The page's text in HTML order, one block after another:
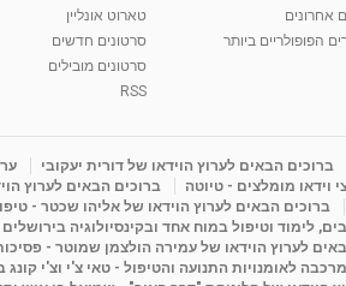
אחרונים
הפופולריים ביותר
טארוט אונליין
סרטונים חדשים
סרטונים מובילים
RSS
ברוכים הבאים לערוץ הוידאו של דורית יעקובי
וידאו מומלצים - טיוטה ברוכים הבאים לערוץ
ברוכים הבאים לערוץ הוידאו של אליהו שכטר -
לימוד וטיפול במוח אחד ובקינסיולוגיה בירושלים
לערוץ הוידאו של עמירה הולצמן שמוטר -
לאומנויות התנועה והטיפול - טאי צ'י וצ'י קונג